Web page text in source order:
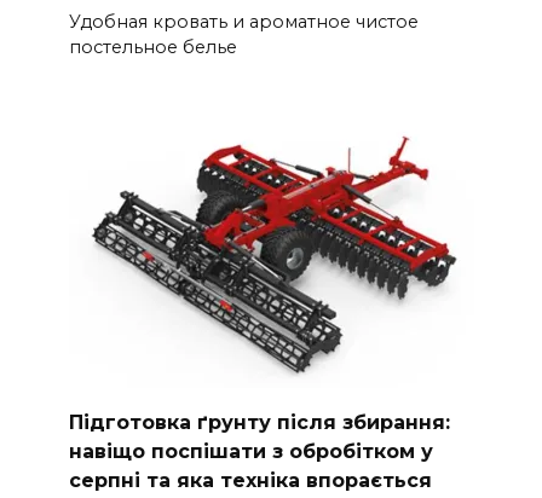
Удобная кровать и ароматное чистое
постельное белье
Підготовка ґрунту після збирання:
навіщо поспішати з обробітком у
серпні та яка техніка впорається